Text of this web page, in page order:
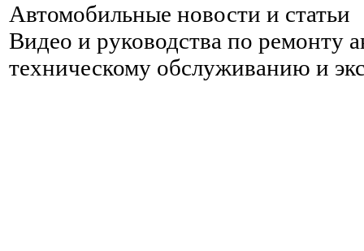
Автомобильные новости и статьи
Видео и руководства по ремонту
техническому обслуживанию и